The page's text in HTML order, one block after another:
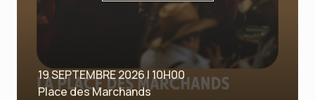
19 SEPTEMBRE 2026 | 10H00
Place des Marchands